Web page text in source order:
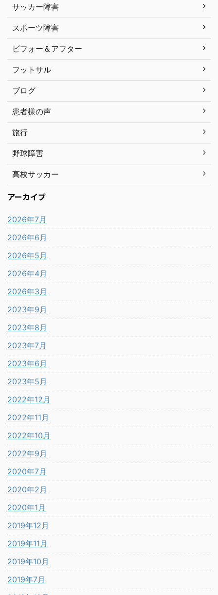
サッカー障害
スポーツ障害
ビフォー＆アフター
フットサル
ブログ
患者様の声
旅行
野球障害
高校サッカー
アーカイブ
2026年7月
2026年6月
2026年5月
2026年4月
2026年3月
2023年9月
2023年8月
2023年7月
2023年6月
2023年5月
2022年12月
2022年11月
2022年10月
2022年9月
2020年7月
2020年2月
2020年1月
2019年12月
2019年11月
2019年10月
2019年7月